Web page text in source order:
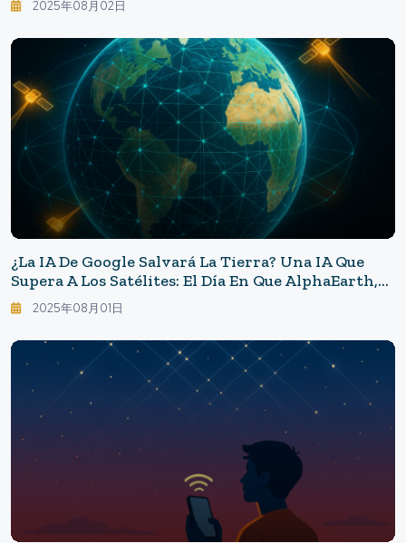
Mediante La Inyección De Material Radiactivo En
Los Cuernos De Rinoceronte
2025年08月02日
¿La IA De Google Salvará La Tierra? Una IA Que
Supera A Los Satélites: El Día En Que AlphaEarth,
De DeepMind, Desnude Al Mundo
2025年08月01日